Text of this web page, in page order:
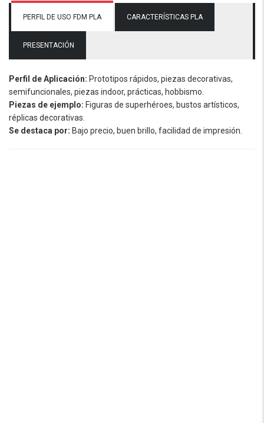
PERFIL DE USO FDM PLA CARACTERÍSTICAS PLA
PRESENTACIÓN
Perfil de Aplicación: Prototipos rápidos, piezas decorativas,
semifuncionales, piezas indoor, prácticas, hobbismo.
Piezas de ejemplo: Figuras de superhéroes, bustos artísticos,
réplicas decorativas.
Se destaca por: Bajo precio, buen brillo, facilidad de impresión.